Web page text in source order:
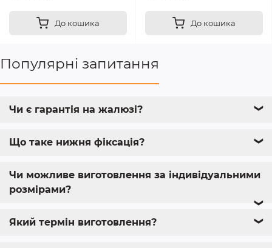
До кошика До кошика
Популярні запитання
Чи є гарантія на жалюзі? ❯
Що таке нижня фіксація? ❯
Чи можливе виготовлення за індивідуальними
розмірами?
❯
Який термін виготовлення? ❯